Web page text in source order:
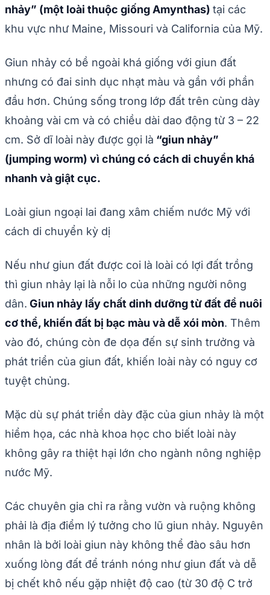
nhảy” (một loài thuộc giống Amynthas) tại các
khu vực như Maine, Missouri và California của Mỹ.
Giun nhảy có bề ngoài khá giống với giun đất
nhưng có đai sinh dục nhạt màu và gần với phần
đầu hơn. Chúng sống trong lớp đất trên cùng dày
khoảng vài cm và có chiều dài dao động từ 3 – 22
cm. Sở dĩ loài này được gọi là “giun nhảy”
(jumping worm) vì chúng có cách di chuyển khá
nhanh và giật cục.
Loài giun ngoại lai đang xâm chiếm nước Mỹ với
cách di chuyển kỳ dị
Nếu như giun đất được coi là loài có lợi đất trồng
thì giun nhảy lại là nỗi lo của những người nông
dân. Giun nhảy lấy chất dinh dưỡng từ đất để nuôi
cơ thể, khiến đất bị bạc màu và dễ xói mòn. Thêm
vào đó, chúng còn đe dọa đến sự sinh trưởng và
phát triển của giun đất, khiến loài này có nguy cơ
tuyệt chủng.
Mặc dù sự phát triển dày đặc của giun nhảy là một
hiểm họa, các nhà khoa học cho biết loài này
không gây ra thiệt hại lớn cho ngành nông nghiệp
nước Mỹ.
Các chuyên gia chỉ ra rằng vườn và ruộng không
phải là địa điểm lý tưởng cho lũ giun nhảy. Nguyên
nhân là bởi loài giun này không thể đào sâu hơn
xuống lòng đất để tránh nóng như giun đất và dễ
bị chết khô nếu gặp nhiệt độ cao (từ 30 độ C trở